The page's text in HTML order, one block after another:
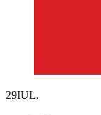
29IUL.